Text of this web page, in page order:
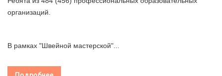
организаций.
В рамках "Швейной мастерской"...